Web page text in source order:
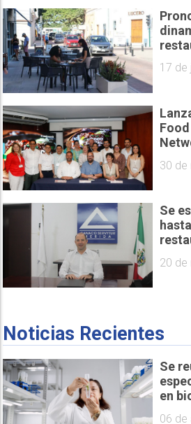
17 de
30 de
Se
20 de
Noticias Recientes
Se
en
06 de